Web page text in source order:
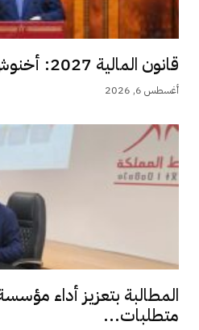
قانون المالية 2027: أخنوش يبقي على دعم...
أغسطس 6, 2026
المطالبة بتعزيز أداء
متطلبات...